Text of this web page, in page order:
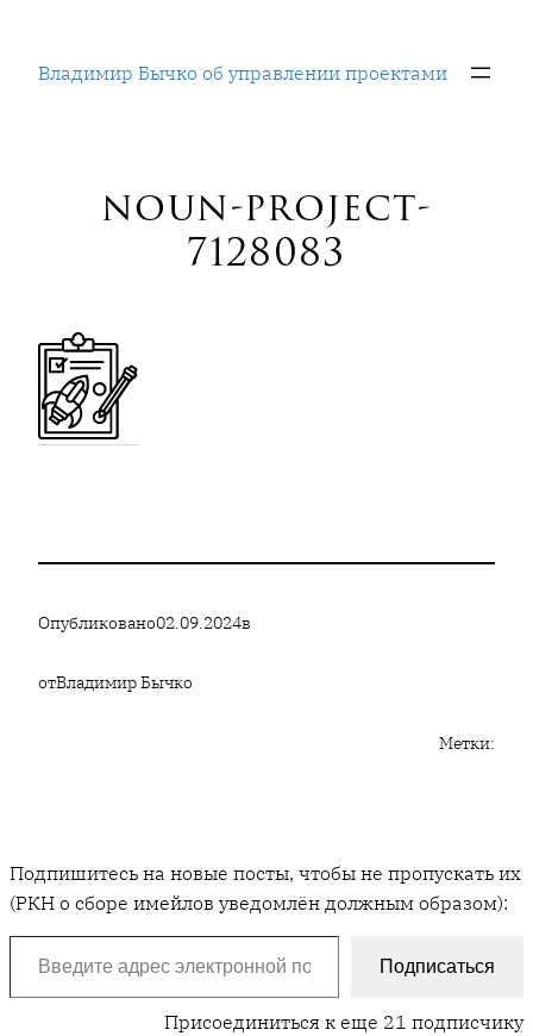
содержимому
Владимир Бычко об управлении проектами
noun-project-
7128083
Опубликовано02.09.2024в
отВладимир Бычко
Метки:
Подпишитесь на новые посты, чтобы не пропускать их
(РКН о сборе имейлов уведомлён должным образом):
Введите адрес электронной почты…
Подписаться
Присоединиться к еще 21 подписчику